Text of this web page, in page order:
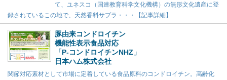
て、ユネスコ（国連教育科学文化機構）の無形文化遺産に登
録されているこの地で、天然香料サプラ・・・【記事詳細】
豚由来コンドロイチン
機能性表示食品対応
「P-コンドロイチンNHZ」
日本ハム株式会社
関節対応素材として市場に定着している食品原料のコンドロイチン。高齢化